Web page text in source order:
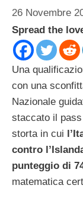
26 Novembre
Spread the
Una
con una
Nazionale
staccato il
storta in cui
contro
punteggio di
matematica